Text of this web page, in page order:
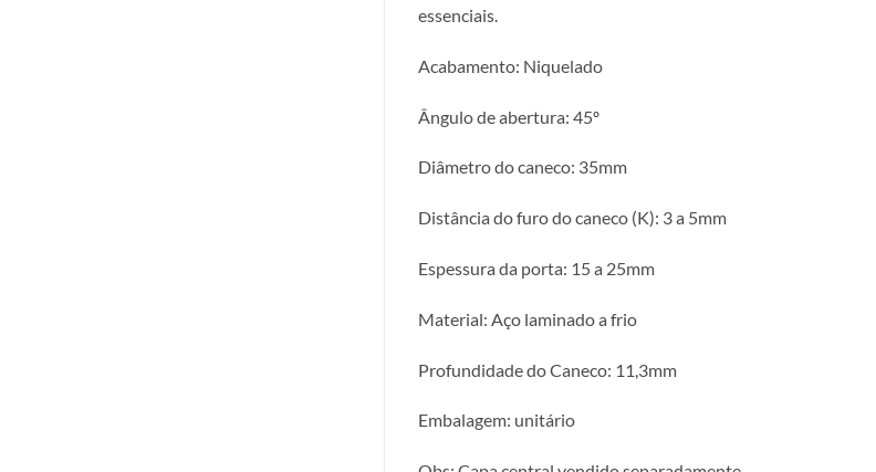
essenciais.
Acabamento: Niquelado
Ângulo de abertura: 45º
Diâmetro do caneco: 35mm
Distância do furo do caneco (K): 3 a 5mm
Espessura da porta: 15 a 25mm
Material: Aço laminado a frio
Profundidade do Caneco: 11,3mm
Embalagem: unitário